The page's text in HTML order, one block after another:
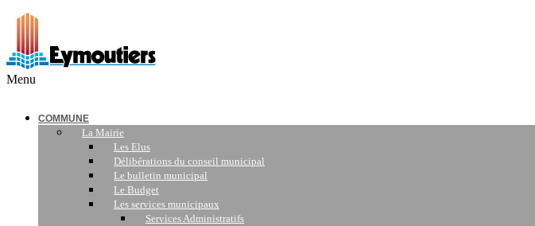
Menu
COMMUNE
La Mairie
Les Elus
Délibérations du conseil municipal
Le bulletin municipal
Le Budget
Les services municipaux
Services Administratifs